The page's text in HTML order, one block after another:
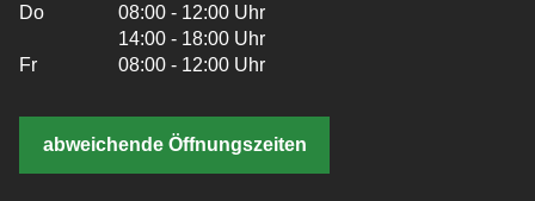
Do
08:00 - 12:00 Uhr
14:00 - 18:00 Uhr
Fr
08:00 - 12:00 Uhr
abweichende Öffnungszeiten